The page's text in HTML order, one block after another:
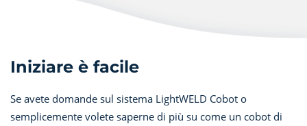
Iniziare è facile
Se avete domande sul sistema LightWELD Cobot o
semplicemente volete saperne di più su come un cobot di